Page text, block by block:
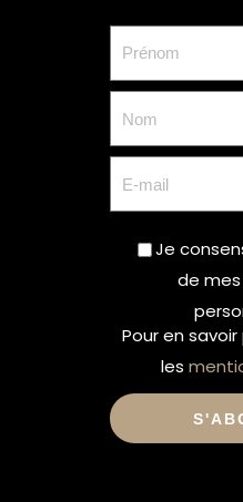
Je
de
Pour en
les